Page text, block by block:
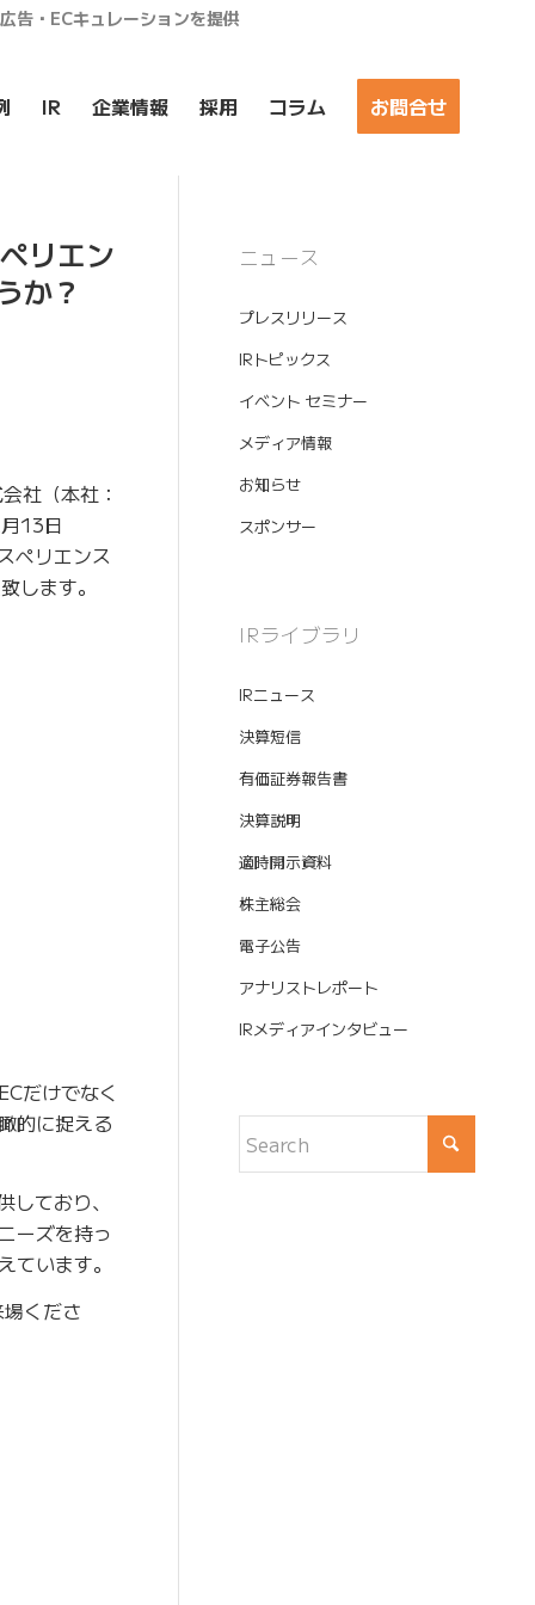
告・ECキュレーションを提供
IR 企業情報 採用 コラム お問合せ
リエン
か？
社（本社：
13日
ペリエンス
します。
だけでなく
的に捉える
ており、
ーズを持っ
います。
くださ
ニュース
プレスリリース
IRトピックス
イベント セミナー
メディア情報
お知らせ
スポンサー
IRライブラリ
IRニュース
決算短信
有価証券報告書
決算説明
適時開示資料
株主総会
電子公告
アナリストレポート
IRメディアインタビュー